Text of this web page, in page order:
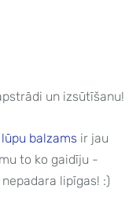
un izsūtīšanu!
balzams ir jau
to ko gaidīju -
lipīgas! :)